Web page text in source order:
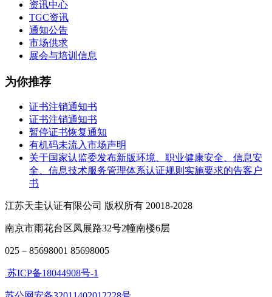
资讯中心
TGC资讯
通知公告
市场供求
展会与培训信息
为你推荐
证书注销通知书
证书注销通知书
暂停证书恢复通知
有机码未流入市场声明
关于国家认监委发布新版环境、职业健康安全、信息安
全、信息技术服务管理体系认证规则实施要求的告客户
书
江苏天圭认证有限公司 版权所有 20018-2028
南京市雨花台区凤展路32号2幢南楼6层
025－85698001 85698005
苏ICP备18044908号-1